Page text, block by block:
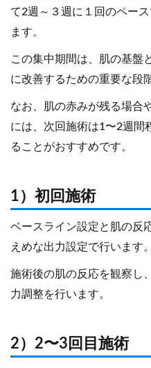
て2週～３週に１回のペー
ます。
この集中期間は、肌の基盤
に改善するための重要な段
なお、肌の赤みが残る場合
には、次回施術は1〜2週間
ることがおすすめです。
1）初回施術
ベースライン設定と肌の反
えめな出力設定で行います。
施術後の肌の反応を観察し
力調整を行います。
2）2〜3回目施術